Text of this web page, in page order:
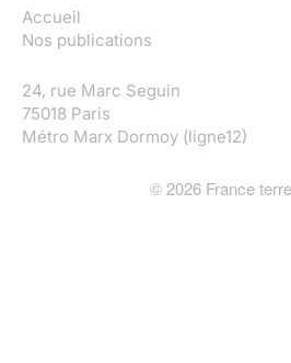
Accueil
Nos publications
24, rue Marc Seguin
75018 Paris
Métro Marx Dormoy (ligne12)
©2026France